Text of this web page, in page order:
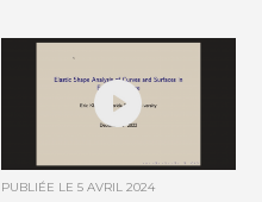
PUBLIÉE LE 5 AVRIL 2024